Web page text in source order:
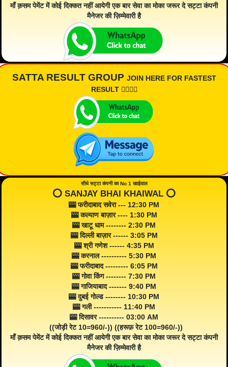
माँ क़सम पेमेंट में कोई दिक्कत नहीं आयेगी एक बार सेवा का मोका जरूर दे सट्टा कंपनी
मैनेजर की ज़िम्मेवारी है
SATTA RESULT GROUP JOIN HERE FOR FASTEST
RESULT 👇🏾👇🏾
सीधे सट्टा कंपनी का No 1 खाईवाल
⭕️ SANJAY BHAI KHAIWAL ⭕️
🎰 फरीदाबाद सवेरा --- 12:30 PM
🎰 कल्याण बाज़ार ---- 1:30 PM
🎰 खाटू धाम -------- 2:30 PM
🎰 दिल्ली बाज़ार ------ 3:05 PM
🎰 श्री गणेश ------ 4:35 PM
🎰 करनाल ---------- 5:30 PM
🎰 फरीदाबाद --------- 6:05 PM
🎰 गोवा किंग -------- 7:30 PM
🎰 गाजियाबाद ------- 9:40 PM
🎰 दुबई गोल्ड -------- 10:30 PM
🎰 गली ----------- 11:40 PM
🎰 दिसावर ---------- 03:00 AM
((जोड़ी रेट 10=960/-)) ((हरूफ़ रेट 100=960/-))
माँ क़सम पेमेंट में कोई दिक्कत नहीं आयेगी एक बार सेवा का मोका जरूर दे सट्टा कंपनी
मैनेजर की ज़िम्मेवारी है